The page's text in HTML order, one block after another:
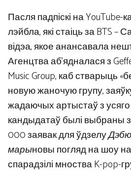
Пасля падпіскі на YouTube-
лэйбла, які стаіць за BTS –
відэа, якое анансавала
Агенцтва аб’ядналася з
Music Group, каб стварыць
новую жаночую групу,
жадаючых артыстаў з усяго
кандыдатаў былі выбраны
000 заявак для ўдзелу
марыновы погляд на шоу
спарадзілі мноства K-pop-